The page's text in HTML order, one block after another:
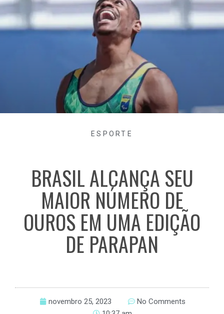
ESPORTE
BRASIL ALCANÇA SEU
MAIOR NÚMERO DE
OUROS EM UMA EDIÇÃO
DE PARAPAN
novembro 25, 2023
No Comments